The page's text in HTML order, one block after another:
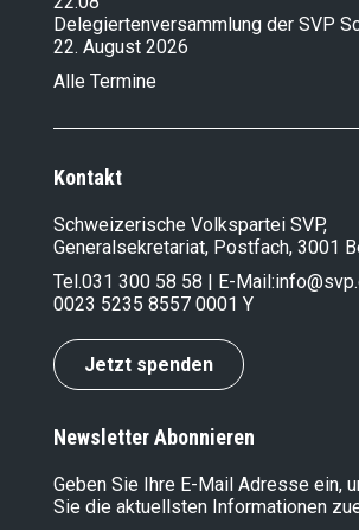
Delegiertenversammlung der SVP
22. August 2026
Alle Termine
Kontakt
Schweizerische Volkspartei SVP,
Generalsekretariat, Postfach, 3001
Tel.031 300 58 58 | E-Mail:
0023 5235 8557 0001 Y
Jetzt spenden
Newsletter Abonnieren
Geben Sie Ihre E-Mail Adresse ein,
Sie die aktuellsten Informationen